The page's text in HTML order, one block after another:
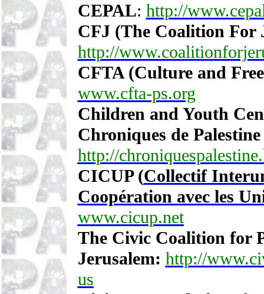
CEPAL: http://
CFJ (The Coalition For
http://
CFTA (Culture and
www.cfta-ps.org
Children and Youth
Chroniques de
http://
CICUP (Collectif
Coopération avec les
www.cicup.net
The Civic Coalition for
Jerusalem: http://
us